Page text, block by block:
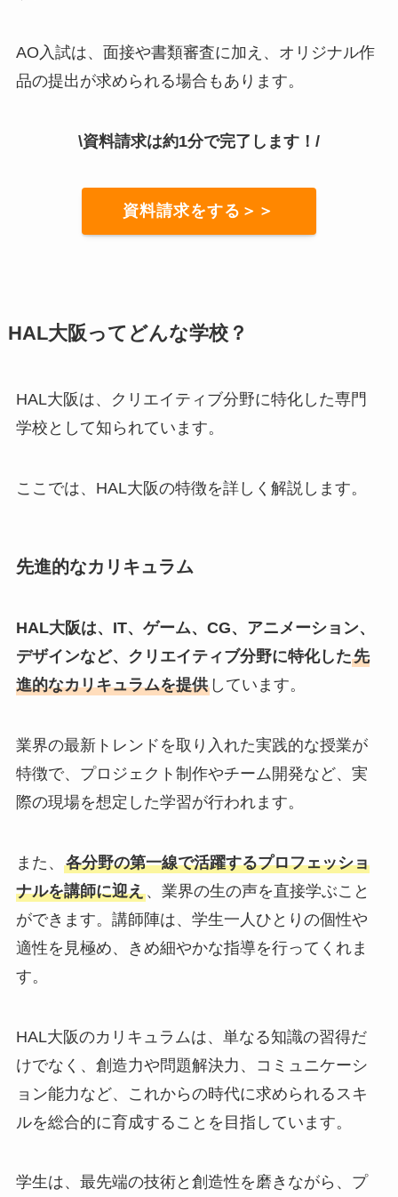
AO入試は、面接や書類審査に加え、オリジナル作
品の提出が求められる場合もあります。
\資料請求は約1分で完了します！/
資料請求をする＞＞
HAL大阪ってどんな学校？
HAL大阪は、クリエイティブ分野に特化した専門
学校として知られています。
ここでは、HAL大阪の特徴を詳しく解説します。
先進的なカリキュラム
HAL大阪は、IT、ゲーム、CG、アニメーション、
デザインなど、クリエイティブ分野に特化した先
進的なカリキュラムを提供しています。
業界の最新トレンドを取り入れた実践的な授業が
特徴で、プロジェクト制作やチーム開発など、実
際の現場を想定した学習が行われます。
また、 各分野の第一線で活躍するプロフェッショ
ナルを講師に迎え、業界の生の声を直接学ぶこと
ができます。講師陣は、学生一人ひとりの個性や
適性を見極め、きめ細やかな指導を行ってくれま
す。
HAL大阪のカリキュラムは、単なる知識の習得だ
けでなく、創造力や問題解決力、コミュニケーシ
ョン能力など、これからの時代に求められるスキ
ルを総合的に育成することを目指しています。
学生は、最先端の技術と創造性を磨きながら、プ